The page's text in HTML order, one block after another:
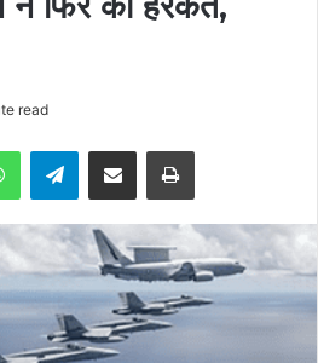
read
WhatsAppTelegramShare via Email Print